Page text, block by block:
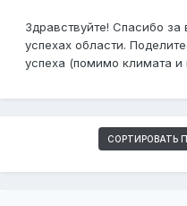
Здравствуйте! Спасибо
успехах области.
успеха (помимо климата и
СОРТИРОВАТЬ